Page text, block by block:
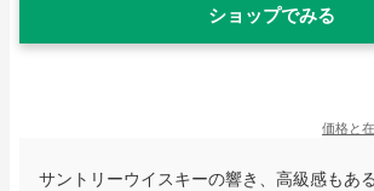
ショップでみる
価格と
サントリーウイスキーの響き、高級感もあ